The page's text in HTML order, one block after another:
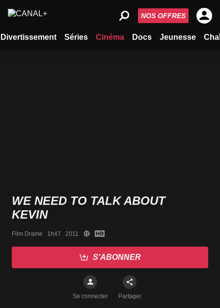
Divertissement Séries Cinéma Docs Jeunesse
NOS OFFRES
WE NEED TO TALK ABOUT
KEVIN
Film Drame   1h47   2011
S'ABONNER
Se connecter Partager